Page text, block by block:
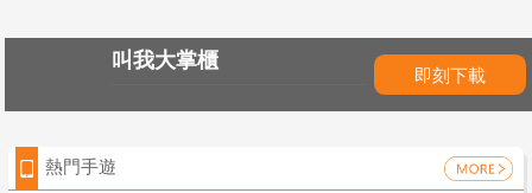
叫我大掌櫃
即刻下載
熱門手遊